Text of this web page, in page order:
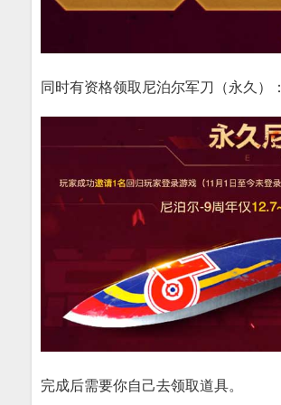
同时有资格领取尼泊尔军刀（永久）
完成后需要你自己去领取道具。